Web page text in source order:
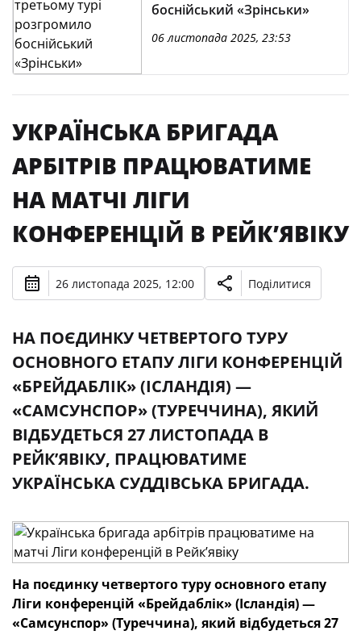
боснійський «Зрінськи»
06 листопада 2025, 23:53
УКРАЇНСЬКА БРИГАДА
АРБІТРІВ ПРАЦЮВАТИМЕ
НА МАТЧІ ЛІГИ
КОНФЕРЕНЦІЙ В РЕЙК’ЯВІКУ
26 листопада 2025, 12:00 Поділитися
НА ПОЄДИНКУ ЧЕТВЕРТОГО ТУРУ
ОСНОВНОГО ЕТАПУ ЛІГИ КОНФЕРЕНЦІЙ
«БРЕЙДАБЛІК» (ІСЛАНДІЯ) —
«САМСУНСПОР» (ТУРЕЧЧИНА), ЯКИЙ
ВІДБУДЕТЬСЯ 27 ЛИСТОПАДА В
РЕЙК’ЯВІКУ, ПРАЦЮВАТИМЕ
УКРАЇНСЬКА СУДДІВСЬКА БРИГАДА.
На поєдинку четвертого туру основного етапу
Ліги конференцій «Брейдаблік» (Ісландія) —
«Самсунспор» (Туреччина), який відбудеться 27